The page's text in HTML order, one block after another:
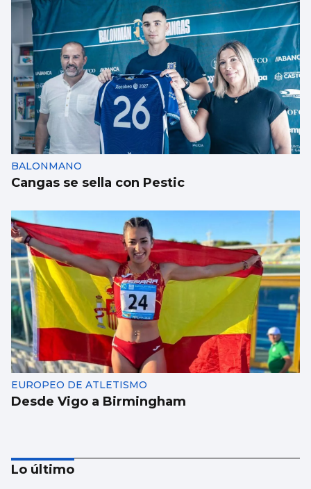
BALONMANO
Cangas se sella con Pestic
EUROPEO DE ATLETISMO
Desde Vigo a Birmingham
Lo último